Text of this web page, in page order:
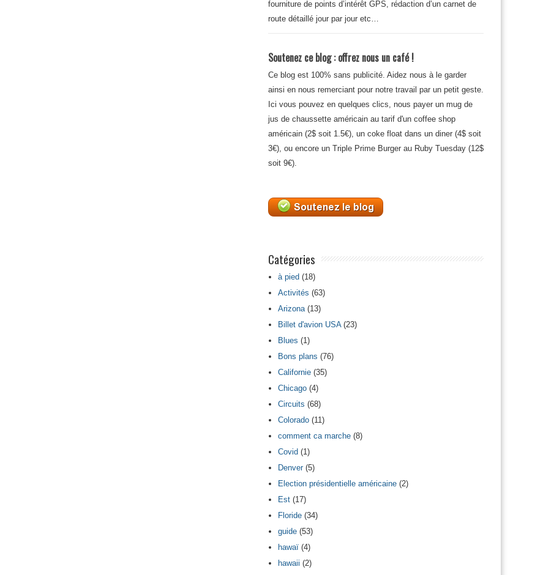
fourniture de points d’intérêt GPS, rédaction d’un carnet de
route détaillé jour par jour etc…
Soutenez ce blog : offrez nous un café !
Ce blog est 100% sans publicité. Aidez nous à le garder
ainsi en nous remerciant pour notre travail par un petit geste.
Ici vous pouvez en quelques clics, nous payer un mug de
jus de chaussette américain au tarif d'un coffee shop
américain (2$ soit 1.5€), un coke float dans un diner (4$ soit
3€), ou encore un Triple Prime Burger au Ruby Tuesday (12$
soit 9€).
Catégories
à pied (18)
Activités (63)
Arizona(13)
Billet d'avion USA(23)
Blues (1)
Bons plans (76)
Californie (35)
Chicago (4)
Circuits (68)
Colorado (11)
comment ca marche (8)
Covid (1)
Denver(5)
Election présidentielle américaine (2)
Est (17)
Floride (34)
guide (53)
hawaï (4)
hawaii (2)